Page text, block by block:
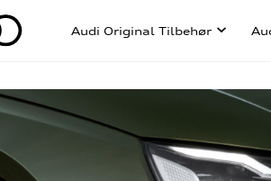
Audi Original Tilbehør